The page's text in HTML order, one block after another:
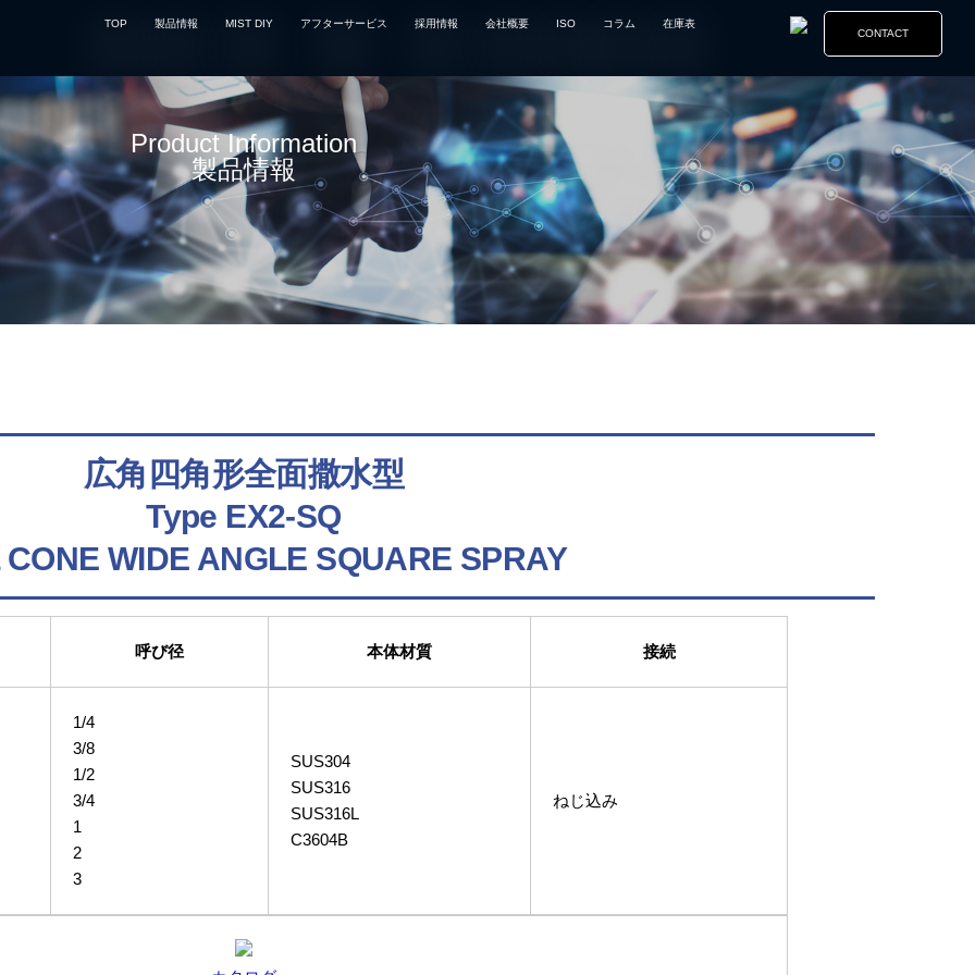
TOP 製品情報 MIST DIY アフターサービス 採用情報 会社概要 ISO コラム
在庫表
CONTACT
Product Information
製品情報
広角四角形全面撒水型
Type EX2-SQ
CONE WIDE ANGLE SQUARE SPRAY
呼び径 本体材質 接続
1/4
3/8
1/2
3/4
1
2
3
SUS304
SUS316
SUS316L
C3604B
ねじ込み